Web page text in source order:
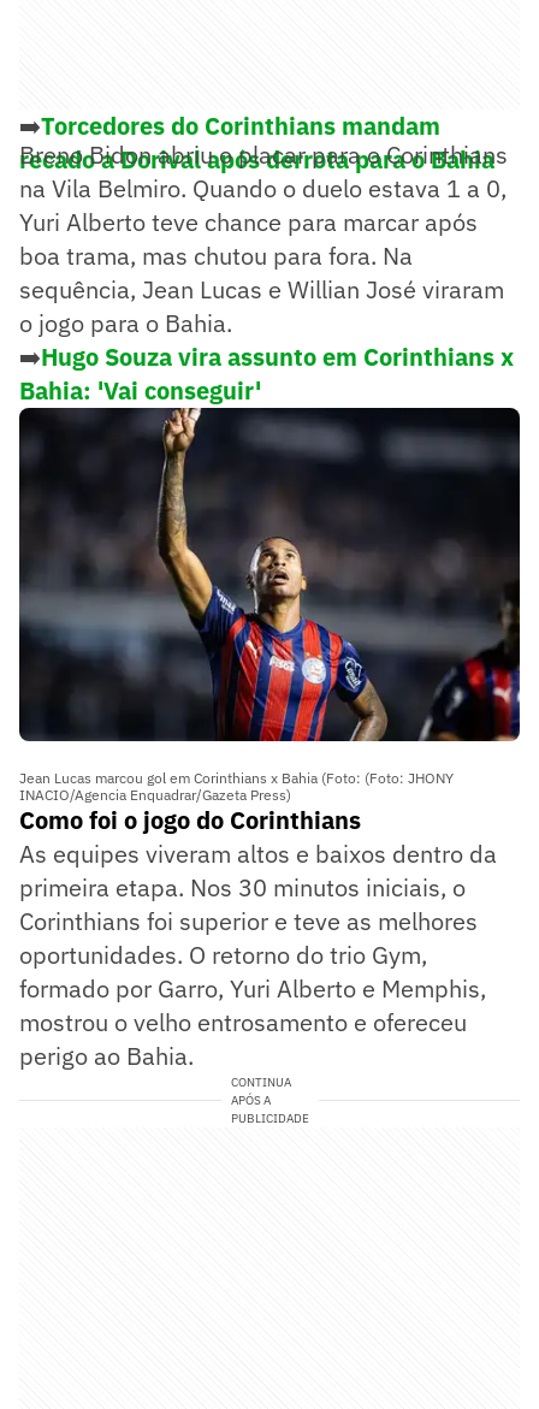
➡️Torcedores do Corinthians mandam
recado a Dorival após derrota para o Bahia
Breno Bidon abriu o placar para o Corinthians
na Vila Belmiro. Quando o duelo estava 1 a 0,
Yuri Alberto teve chance para marcar após
boa trama, mas chutou para fora. Na
sequência, Jean Lucas e Willian José viraram
o jogo para o Bahia.
➡️Hugo Souza vira assunto em Corinthians x
Bahia: 'Vai conseguir'
Jean Lucas marcou gol em Corinthians x Bahia (Foto: (Foto: JHONY
INACIO/Agencia Enquadrar/Gazeta Press)
Como foi o jogo do Corinthians
As equipes viveram altos e baixos dentro da
primeira etapa. Nos 30 minutos iniciais, o
Corinthians foi superior e teve as melhores
oportunidades. O retorno do trio Gym,
formado por Garro, Yuri Alberto e Memphis,
mostrou o velho entrosamento e ofereceu
perigo ao Bahia.
CONTINUA
APÓS A
PUBLICIDADE